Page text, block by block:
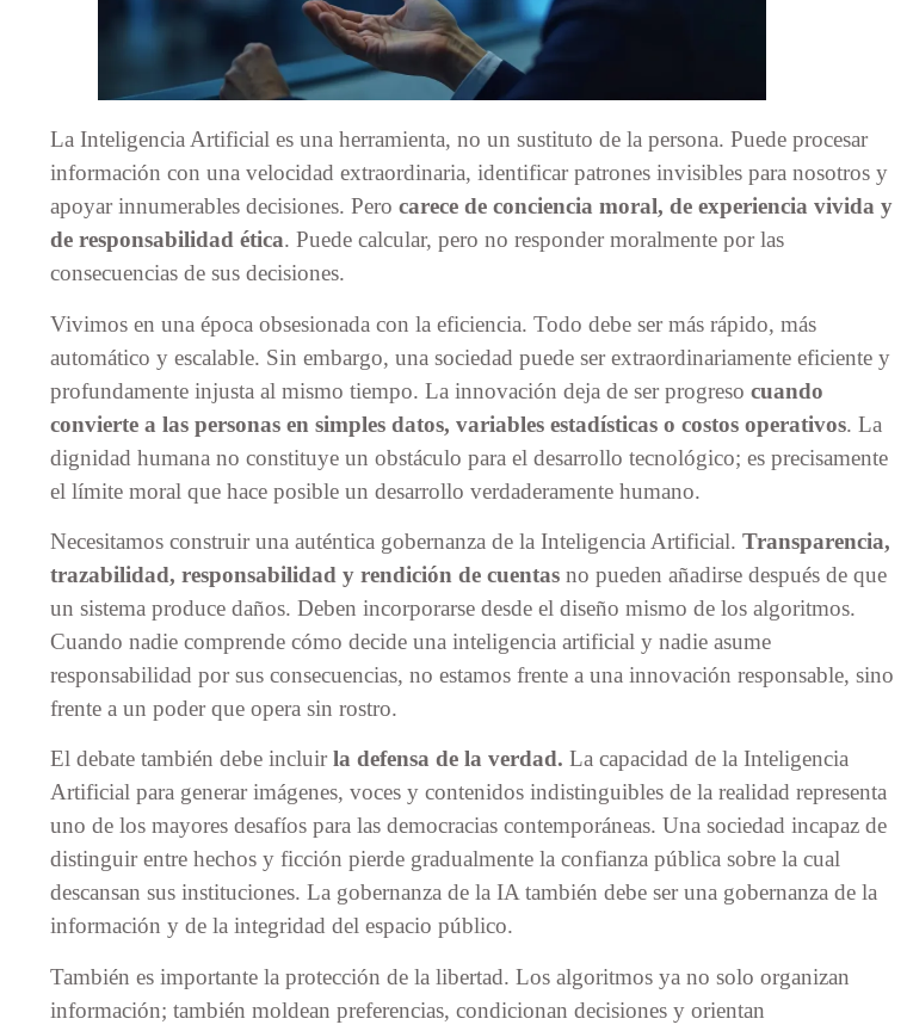
La Inteligencia Artificial es una herramienta, no un sustituto de la persona. Puede procesar
información con una velocidad extraordinaria, identificar patrones invisibles para nosotros y
apoyar innumerables decisiones. Pero carece de conciencia moral, de experiencia vivida y
de responsabilidad ética. Puede calcular, pero no responder moralmente por las
consecuencias de sus decisiones.
Vivimos en una época obsesionada con la eficiencia. Todo debe ser más rápido, más
automático y escalable. Sin embargo, una sociedad puede ser extraordinariamente eficiente y
profundamente injusta al mismo tiempo. La innovación deja de ser progreso cuando
convierte a las personas en simples datos, variables estadísticas o costos operativos. La
dignidad humana no constituye un obstáculo para el desarrollo tecnológico; es precisamente
el límite moral que hace posible un desarrollo verdaderamente humano.
Necesitamos construir una auténtica gobernanza de la Inteligencia Artificial. Transparencia,
trazabilidad, responsabilidad y rendición de cuentas no pueden añadirse después de que
un sistema produce daños. Deben incorporarse desde el diseño mismo de los algoritmos.
Cuando nadie comprende cómo decide una inteligencia artificial y nadie asume
responsabilidad por sus consecuencias, no estamos frente a una innovación responsable, sino
frente a un poder que opera sin rostro.
El debate también debe incluirla defensa de la verdad. La capacidad de la Inteligencia
Artificial para generar imágenes, voces y contenidos indistinguibles de la realidad representa
uno de los mayores desafíos para las democracias contemporáneas. Una sociedad incapaz de
distinguir entre hechos y ficción pierde gradualmente la confianza pública sobre la cual
descansan sus instituciones. La gobernanza de la IA también debe ser una gobernanza de la
información y de la integridad del espacio público.
También es importante la protección de la libertad. Los algoritmos ya no solo organizan
información; también moldean preferencias, condicionan decisiones y orientan